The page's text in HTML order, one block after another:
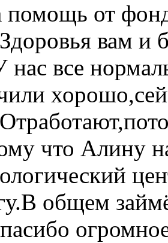
от
вам и
нас все
что Алину
общем